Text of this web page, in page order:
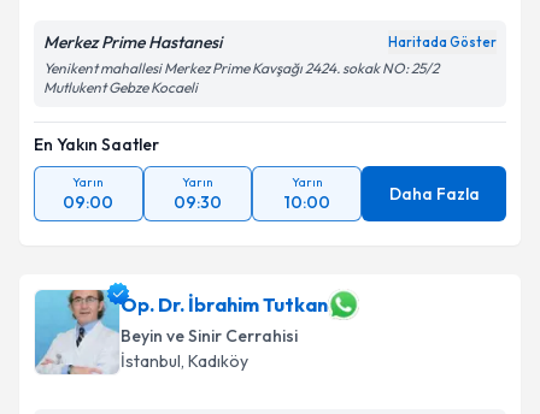
Merkez Prime Hastanesi Haritada Göster
Yenikent mahallesi Merkez Prime Kavşağı 2424. sokak NO: 25/2
Mutlukent Gebze Kocaeli
En Yakın Saatler
Yarın
09:00
Yarın
09:30
Yarın
10:00 Daha Fazla
Op. Dr. İbrahim Tutkan
Beyin ve Sinir Cerrahisi
İstanbul, Kadıköy